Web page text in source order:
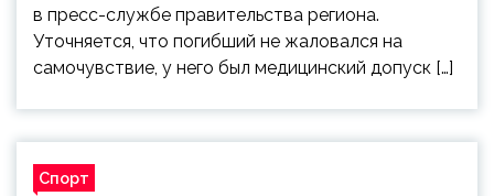
в пресс-службе правительства региона.
Уточняется, что погибший не жаловался на
самочувствие, у него был медицинский допуск […]
Спорт